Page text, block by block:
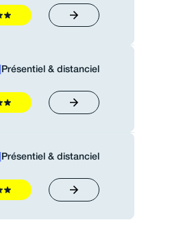
Présentiel & distanciel
Présentiel & distanciel